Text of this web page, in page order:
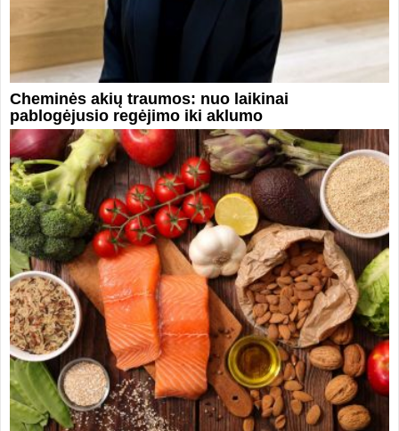
Cheminės akių traumos: nuo laikinai
pablogėjusio regėjimo iki aklumo